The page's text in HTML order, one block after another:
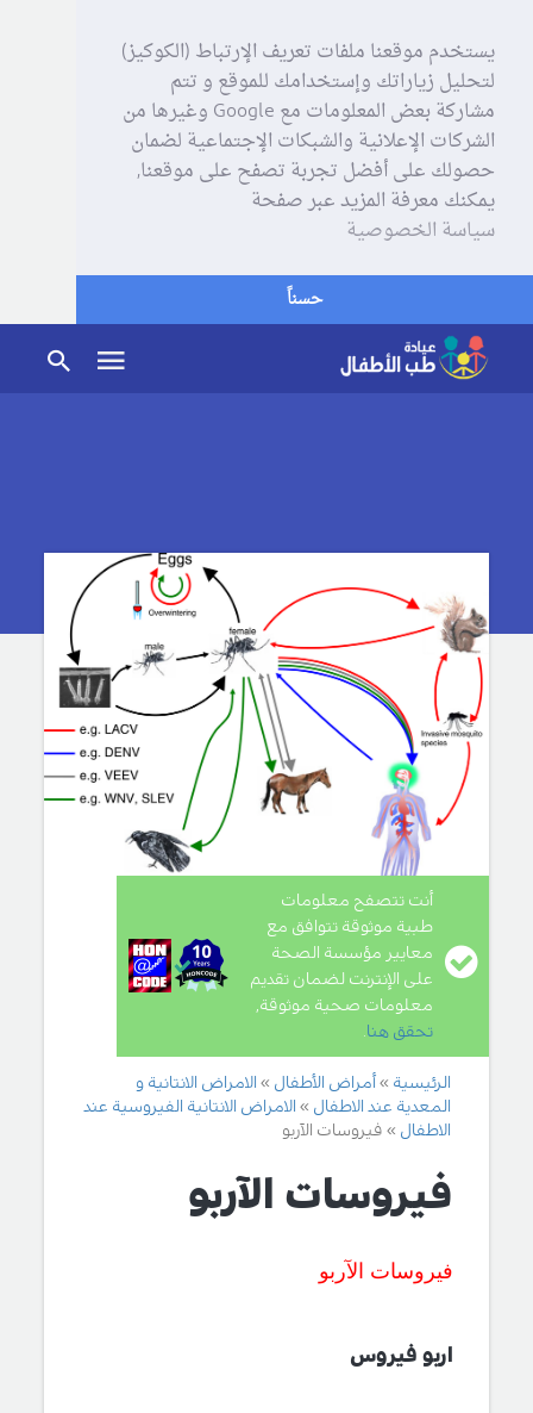
يستخدم موقعنا ملفات تعريف الإرتباط (الكوكيز)
لتحليل زياراتك وإستخدامك للموقع و تتم
مشاركة بعض المعلومات مع Google وغيرها من
الشركات الإعلانية والشبكات الإجتماعية لضمان
حصولك على أفضل تجربة تصفح على موقعنا,
يمكنك معرفة المزيد عبر صفحة
سياسة الخصوصية
حسناً
أنت تتصفح معلومات
طبية موثوقة تتوافق مع
معايير مؤسسة الصحة
على الإنترنت لضمان تقديم
معلومات صحية موثوقة,
تحقق هنا.
الرئيسية أمراض الأطفال
الامراض الانتانية و
المعدية عند الاطفال
الامراض الانتانية الفيروسية عند
الاطفال
فيروسات الآربو
فيروسات الآربو
فيروسات الآربو
اربو فيروس